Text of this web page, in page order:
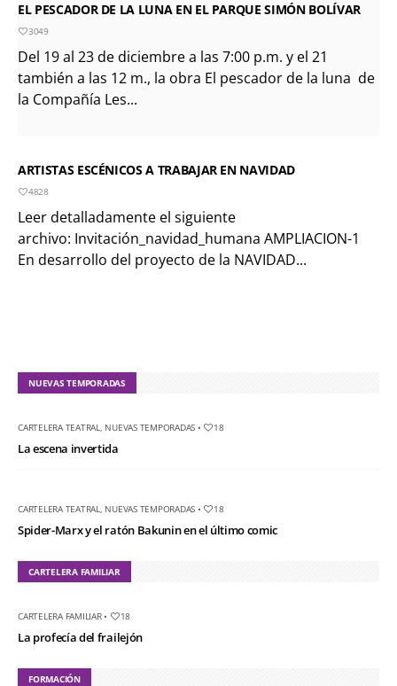
EL PESCADOR DE LA LUNA EN EL PARQUE SIMÓN BOLÍVAR
3049
Del 19 al 23 de diciembre a las 7:00 p.m. y el 21
también a las 12 m., la obra El pescador de la luna de
la Compañía Les...
ARTISTAS ESCÉNICOS A TRABAJAR EN NAVIDAD
4828
Leer detalladamente el siguiente
archivo: Invitación_navidad_humana AMPLIACION-1
En desarrollo del proyecto de la NAVIDAD...
NUEVAS TEMPORADAS
CARTELERA TEATRAL NUEVAS TEMPORADAS • 18
La escena invertida
CARTELERA TEATRAL NUEVAS TEMPORADAS • 18
Spider-Marx y el ratón Bakunin en el último comic
CARTELERA FAMILIAR
CARTELERA FAMILIAR• 18
La profecía del frailejón
FORMACIÓN